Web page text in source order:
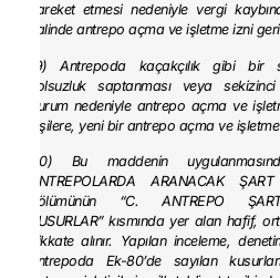
hareket etmesi nedeniyle vergi
halinde antrepo açma ve işletme izni geri
(9) Antrepoda kaçakçılık gibi bir
yolsuzluk saptanması veya
durum nedeniyle antrepo açma ve
kişilere, yeni bir antrepo açma ve
(10) Bu maddenin
ANTREPOLARDA ARANACAK
bölümünün “C. ANTREPO
KUSURLAR” kısmında yer alan hafif,
dikkate alınır. Yapılan inceleme,
antrepoda Ek-80’de sayılan